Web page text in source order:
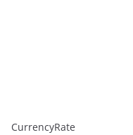
CurrencyRate